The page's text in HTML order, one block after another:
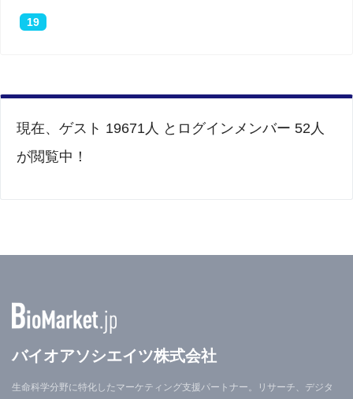
19
現在、ゲスト 19671人 とログインメンバー 52人
が閲覧中！
バイオアソシエイツ株式会社
生命科学分野に特化したマーケティング支援パートナー。リサーチ、デジタ